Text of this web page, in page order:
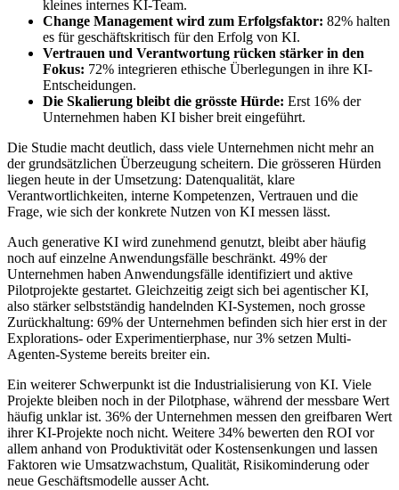
kleines internes KI-Team.
Change Management wird zum Erfolgsfaktor: 82% halten
es für geschäftskritisch für den Erfolg von KI.
Vertrauen und Verantwortung rücken stärker in den
Fokus: 72% integrieren ethische Überlegungen in ihre KI-
Entscheidungen.
Die Skalierung bleibt die grösste Hürde: Erst 16% der
Unternehmen haben KI bisher breit eingeführt.
Die Studie macht deutlich, dass viele Unternehmen nicht mehr an
der grundsätzlichen Überzeugung scheitern. Die grösseren Hürden
liegen heute in der Umsetzung: Datenqualität, klare
Verantwortlichkeiten, interne Kompetenzen, Vertrauen und die
Frage, wie sich der konkrete Nutzen von KI messen lässt.
Auch generative KI wird zunehmend genutzt, bleibt aber häufig
noch auf einzelne Anwendungsfälle beschränkt. 49% der
Unternehmen haben Anwendungsfälle identifiziert und aktive
Pilotprojekte gestartet. Gleichzeitig zeigt sich bei agentischer KI,
also stärker selbstständig handelnden KI-Systemen, noch grosse
Zurückhaltung: 69% der Unternehmen befinden sich hier erst in der
Explorations- oder Experimentierphase, nur 3% setzen Multi-
Agenten-Systeme bereits breiter ein.
Ein weiterer Schwerpunkt ist die Industrialisierung von KI. Viele
Projekte bleiben noch in der Pilotphase, während der messbare Wert
häufig unklar ist. 36% der Unternehmen messen den greifbaren Wert
ihrer KI-Projekte noch nicht. Weitere 34% bewerten den ROI vor
allem anhand von Produktivität oder Kostensenkungen und lassen
Faktoren wie Umsatzwachstum, Qualität, Risikominderung oder
neue Geschäftsmodelle ausser Acht.